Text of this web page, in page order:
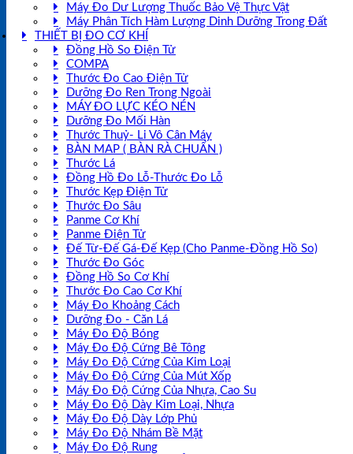
Máy Đo Dư Lượng Thuốc Bảo Vệ Thực Vật
Máy Phân Tích Hàm Lượng Dinh Dưỡng Trong Đất
THIẾT BỊ ĐO CƠ KHÍ
Đồng Hồ So Điện Tử
COMPA
Thước Đo Cao Điện Tử
Dưỡng Đo Ren Trong Ngoài
MÁY ĐO LỰC KÉO NÉN
Dưỡng Đo Mối Hàn
Thước Thuỷ- Li Vô Cân Máy
BÀN MAP ( BÀN RÀ CHUẨN )
Thước Lá
Đồng Hồ Đo Lỗ-Thước Đo Lỗ
Thước Kẹp Điện Tử
Thước Đo Sâu
Panme Cơ Khí
Panme Điện Tử
Đế Từ-Đế Gá-Đế Kẹp (Cho Panme-Đồng Hồ So)
Thước Đo Góc
Đồng Hồ So Cơ Khí
Thước Đo Cao Cơ Khí
Máy Đo Khoảng Cách
Dưỡng Đo - Căn Lá
Máy Đo Độ Bóng
Máy Đo Độ Cứng Bê Tông
Máy Đo Độ Cứng Của Kim Loại
Máy Đo Độ Cứng Của Mút Xốp
Máy Đo Độ Cứng Của Nhựa, Cao Su
Máy Đo Độ Dày Kim Loại, Nhựa
Máy Đo Độ Dày Lớp Phủ
Máy Đo Độ Nhám Bề Mặt
Máy Đo Độ Rung